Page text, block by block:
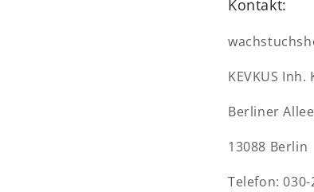
Kontakt:
KEVKUS
Berliner
13088 Berlin
Telefon: 030-